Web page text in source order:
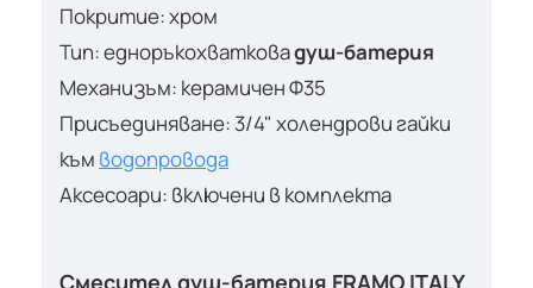
Покритие: хром
Тип: едноръкохватковадуш-батерия
Механизъм: керамичен Ф35
Присъединяване: 3/4" холендрови гайки
към водопровода
Аксесоари: включени в комплекта
Смесител душ-батерия FRAMO ITALY